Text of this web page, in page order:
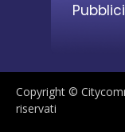
Copyright ©
riservati